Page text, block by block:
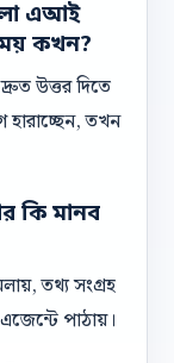
এআই
কখন?
উত্তর দিতে
তখন
কি মানব
তথ্য সংগ্রহ
পাঠায়।